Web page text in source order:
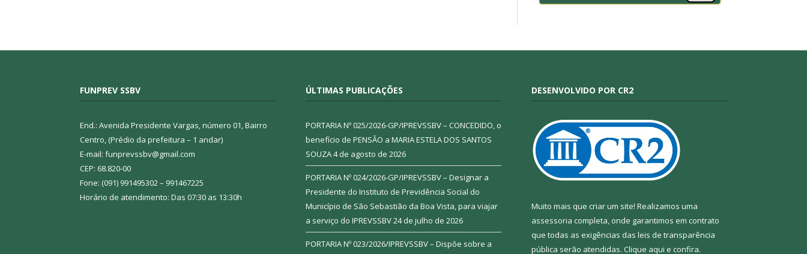
FUNPREV SSBV
End.: Avenida Presidente Vargas, número 01, Bairro
Centro, (Prédio da prefeitura – 1 andar)
E-mail: funprevssbv@gmail.com
CEP: 68.820-00
Fone: (091) 991495302 – 991467225
Horário de atendimento: Das 07:30 as 13:30h
ÚLTIMAS PUBLICAÇÕES
PORTARIA Nº 025/2026-GP/IPREVSSBV – CONCEDIDO, o
benefício de PENSÃO a MARIA ESTELA DOS SANTOS
SOUZA4 de agosto de 2026
PORTARIA Nº 024/2026-GP/IPREVSSBV – Designar a
Presidente do Instituto de Previdência Social do
Município de São Sebastião da Boa Vista, para viajar
a serviço do IPREVSSBV24 de julho de 2026
PORTARIA Nº 023/2026/IPREVSSBV – Dispõe sobre a
DESENVOLVIDO POR CR2
Muito mais que criar um site! Realizamos uma
assessoria completa, onde garantimos em contrato
que todas as exigências das leis de transparência
pública serão atendidas. Clique aqui e confira.